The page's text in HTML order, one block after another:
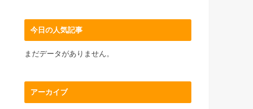
今日の人気記事
まだデータがありません。
アーカイブ